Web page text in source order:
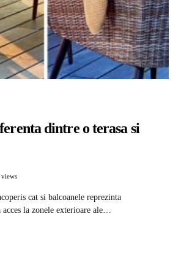
dintre o terasa si
cat si balcoanele reprezinta
la zonele exterioare ale…